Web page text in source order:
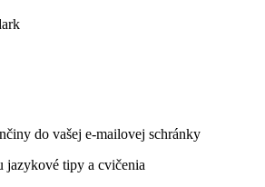
do vašej e-mailovej schránky
jazykové tipy a cvičenia